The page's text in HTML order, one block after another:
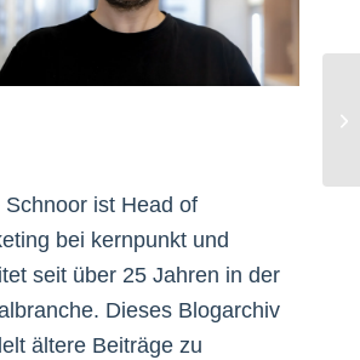
Schnoor ist Head of
bei kernpunkt und
seit über 25 Jahren in der
Dieses Blogarchiv
ältere Beiträge zu